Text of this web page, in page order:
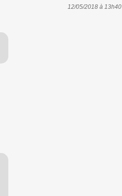
12/05/2018 à 13h40